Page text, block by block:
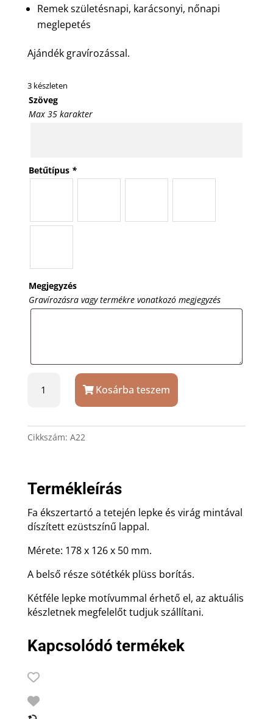
Remek születésnapi, karácsonyi, nőnapi
meglepetés
Ajándék gravírozással.
3 készleten
Szöveg
Max 35 karakter
Betűtípus *
Megjegyzés
Gravírozásra vagy termékre vonatkozó megjegyzés
ékszerdoboz
gravírozással
Kosárba teszem
Cikkszám: A22
Termékleírás
Fa ékszertartó a tetején lepke és virág mintával
díszített ezüstszínű lappal.
Mérete: 178 x 126 x 50 mm.
A belső része sötétkék plüss borítás.
Kétféle lepke motívummal érhető el, az aktuális
készletnek megfelelőt tudjuk szállítani.
Kapcsolódó termékek